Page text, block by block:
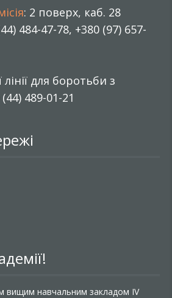
: 2 поверх, каб. 28
484-47-78, +380 (97) 657-
для боротьби з
489-01-21
вищим навчальним закладом IV